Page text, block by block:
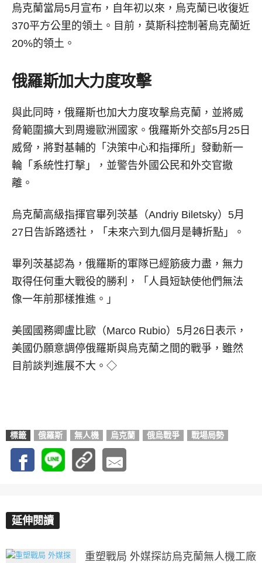
烏克蘭當局5月宣布，自年初以來，烏克蘭已收復近
370平方公里的領土。目前，莫斯科控制著烏克蘭近
20%的領土。
俄羅斯加大力度攻擊
與此同時，俄羅斯也加大力度攻擊烏克蘭，並將威
脅範圍擴大到周邊歐洲國家。俄羅斯外交部5月25日
威脅，將對基輔的「決策中心和指揮所」發動新一
輪「系統性打擊」，並警告外國公民和外交官撤
離。
烏克蘭高級指揮官畢列茨基（Andriy Biletsky）5月
27日告訴路透社，「未來六到九個月是轉折點」。
畢列茨基認為，俄羅斯的軍隊已經筋疲力盡，無力
取得任何重大戰役的勝利，「人員短缺使他們無法
像一年前那樣推進。」
美國國務卿盧比歐（Marco Rubio）5月26日表示，
美國仍願意調停俄羅斯與烏克蘭之間的戰爭，雖然
目前談判進展不大。◇
標籤 俄羅斯 無人機 烏克蘭 俄烏戰爭 戰場局勢
延伸閱讀
重塑戰局 外媒探訪烏克蘭無人機工廠